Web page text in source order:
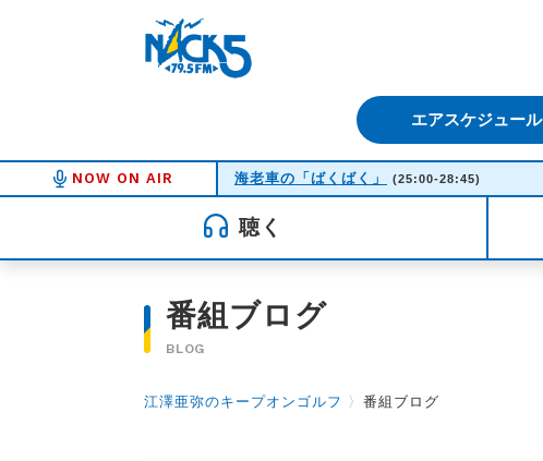
エアスケジュール
NOW ON AIR 海老車の「ばくばく」 (25:00-28:45)
聴く
番組ブログ
BLOG
江澤亜弥のキープオンゴルフ 〉 番組ブログ